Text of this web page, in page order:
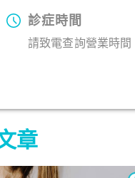
診症時間
請致電查詢營業時間
章